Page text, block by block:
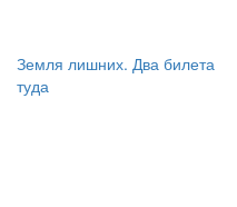
Земля лишних. Два билета
туда